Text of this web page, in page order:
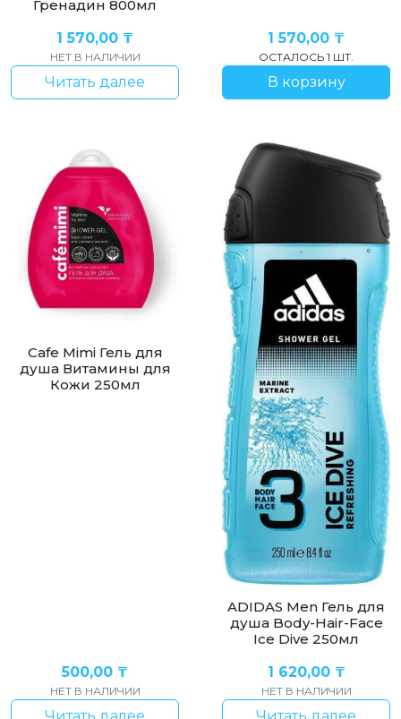
Гренадин 800мл
1 570,00 ₸
НЕТ В НАЛИЧИИ
Читать далее
1 570,00 ₸
ОСТАЛОСЬ 1 ШТ.
В корзину
Cafe Mimi Гель для
душа Витамины для
Кожи 250мл
500,00 ₸
НЕТ В НАЛИЧИИ
ADIDAS Men Гель для
душа Body-Hair-Face
Ice Dive 250мл
1 620,00 ₸
НЕТ В НАЛИЧИИ